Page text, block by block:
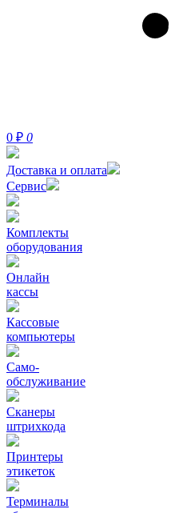
0 ₽ 0
Доставка и оплата
Сервис
Комплекты
оборудования
Онлайн
кассы
Кассовые
компьютеры
Само-
обслуживание
Сканеры
штрихкода
Принтеры
этикеток
Терминалы